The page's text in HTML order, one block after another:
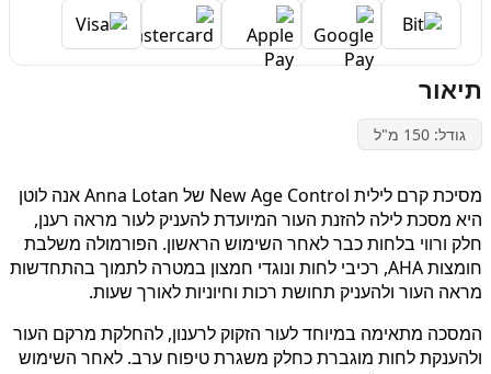
תיאור
גודל: 150 מ"ל
מסיכת קרם לילית New Age Control של Anna Lotan אנה לוטן
היא מסכת לילה להזנת העור המיועדת להעניק לעור מראה רענן,
חלק ורווי בלחות כבר לאחר השימוש הראשון. הפורמולה משלבת
חומצות AHA, רכיבי לחות ונוגדי חמצון במטרה לתמוך בהתחדשות
מראה העור ולהעניק תחושת רכות וחיוניות לאורך שעות.
המסכה מתאימה במיוחד לעור הזקוק לרענון, להחלקת מרקם העור
ולהענקת לחות מוגברת כחלק משגרת טיפוח ערב. לאחר השימוש